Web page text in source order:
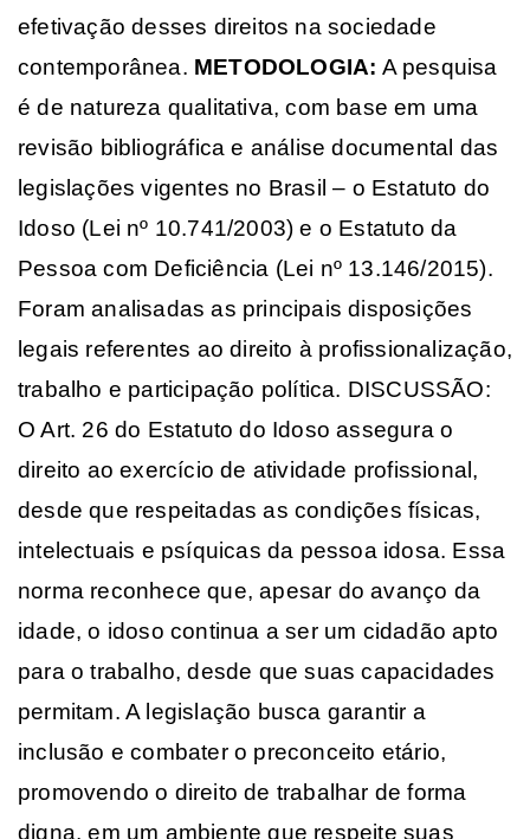
efetivação desses direitos na sociedade
contemporânea. METODOLOGIA: A pesquisa
é de natureza qualitativa, com base em uma
revisão bibliográfica e análise documental das
legislações vigentes no Brasil – o Estatuto do
Idoso (Lei nº 10.741/2003) e o Estatuto da
Pessoa com Deficiência (Lei nº 13.146/2015).
Foram analisadas as principais disposições
legais referentes ao direito à profissionalização,
trabalho e participação política. DISCUSSÃO:
O Art. 26 do Estatuto do Idoso assegura o
direito ao exercício de atividade profissional,
desde que respeitadas as condições físicas,
intelectuais e psíquicas da pessoa idosa. Essa
norma reconhece que, apesar do avanço da
idade, o idoso continua a ser um cidadão apto
para o trabalho, desde que suas capacidades
permitam. A legislação busca garantir a
inclusão e combater o preconceito etário,
promovendo o direito de trabalhar de forma
digna, em um ambiente que respeite suas